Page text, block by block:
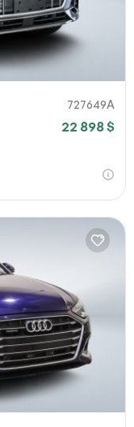
727649A
22 898 $